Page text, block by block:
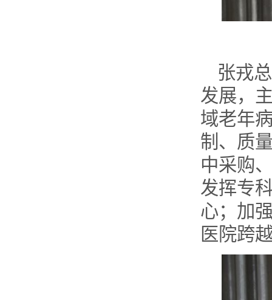
张戎
发展，
域老年
制、质
中采购
发挥专
心；加
医院跨